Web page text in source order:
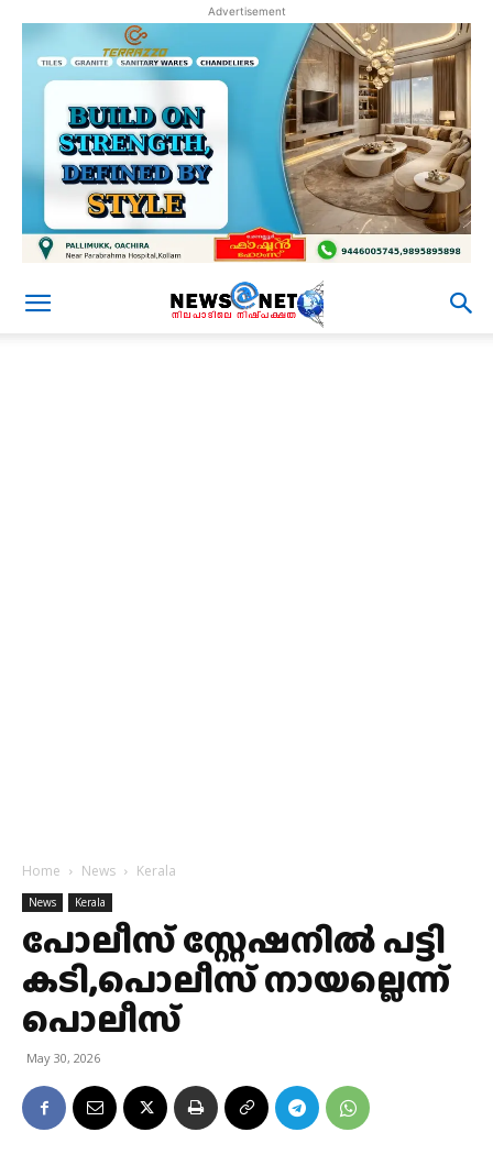
Advertisement
Home News Kerala
News Kerala
പോലീസ് സ്റ്റേഷനിൽ പട്ടി
കടി,പൊലീസ് നായല്ലെന്ന്
പൊലീസ്
May 30, 2026